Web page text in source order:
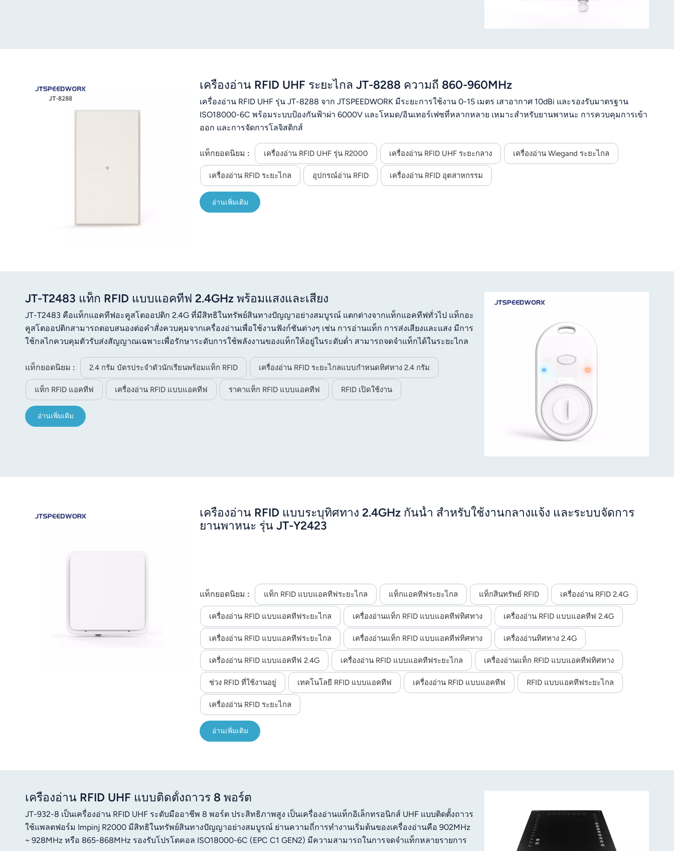
เครื่องอ่าน RFID UHF ระยะไกล JT-8288 ความถี่ 860-960MHz
เครื่องอ่าน RFID UHF รุ่น JT-8288 จาก JTSPEEDWORK มีระยะการใช้งาน 0-15 เมตร เสาอากาศ 10dBi และรองรับมาตรฐาน
ISO18000-6C พร้อมระบบป้องกันฟ้าผ่า 6000V และโหมด/อินเทอร์เฟซที่หลากหลาย เหมาะสำหรับยานพาหนะ การควบคุมการเข้า
ออก และการจัดการโลจิสติกส์
แท็กยอดนิยม : เครื่องอ่าน RFID UHF รุ่น R2000 เครื่องอ่าน RFID UHF ระยะกลาง เครื่องอ่าน Wiegand ระยะไกล
เครื่องอ่าน RFID ระยะไกล อุปกรณ์อ่าน RFID เครื่องอ่าน RFID อุตสาหกรรม
อ่านเพิ่มเติม
JT-T2483 แท็ก RFID แบบแอคทีฟ 2.4GHz พร้อมแสงและเสียง
JT-T2483 คือแท็กแอคทีฟอะคูสโตออปติก 2.4G ที่มีสิทธิในทรัพย์สินทางปัญญาอย่างสมบูรณ์ แตกต่างจากแท็กแอคทีฟทั่วไป แท็กอะ
คูสโตออปติกสามารถตอบสนองต่อคำสั่งควบคุมจากเครื่องอ่านเพื่อใช้งานฟังก์ชันต่างๆ เช่น การอ่านแท็ก การส่งเสียงและแสง มีการ
ใช้กลไกควบคุมตัวรับส่งสัญญาณเฉพาะเพื่อรักษาระดับการใช้พลังงานของแท็กให้อยู่ในระดับต่ำ สามารถจดจำแท็กได้ในระยะไกล
รหัส และต้องมีโปรโตคอลที่เกี่ยวข้องเพื่อวิเคราะห์ข้อมูลอย่างถูกต้อง เพื่อให้มั่นใจในความปลอดภัยในการสื่อสาร เหมาะสำหรับงาน
ต่างๆ เช่น การจัดการอุปกรณ์ การระบุทรัพย์สิน การค้นหาวัตถุ การจัดการสินค้าคงคลัง การจัดการยานพาหนะ เป็นต้น
แท็กยอดนิยม : 2.4 กรัม บัตรประจำตัวนักเรียนพร้อมแท็ก RFID เครื่องอ่าน RFID ระยะไกลแบบกำหนดทิศทาง 2.4 กรัม
แท็ก RFID แอคทีฟ เครื่องอ่าน RFID แบบแอคทีฟ ราคาแท็ก RFID แบบแอคทีฟ RFID เปิดใช้งาน
อ่านเพิ่มเติม
เครื่องอ่าน RFID แบบระบุทิศทาง 2.4GHz กันน้ำ สำหรับใช้งานกลางแจ้ง และระบบจัดการ
ยานพาหนะ รุ่น JT-Y2423
แท็กยอดนิยม : แท็ก RFID แบบแอคทีฟระยะไกล แท็กแอคทีฟระยะไกล แท็กสินทรัพย์ RFID เครื่องอ่าน RFID 2.4G
เครื่องอ่าน RFID แบบแอคทีฟระยะไกล เครื่องอ่านแท็ก RFID แบบแอคทีฟทิศทาง เครื่องอ่าน RFID แบบแอคทีฟ 2.4G
เครื่องอ่าน RFID แบบแอคทีฟระยะไกล เครื่องอ่านแท็ก RFID แบบแอคทีฟทิศทาง เครื่องอ่านทิศทาง 2.4G
เครื่องอ่าน RFID แบบแอคทีฟ 2.4G เครื่องอ่าน RFID แบบแอคทีฟระยะไกล เครื่องอ่านแท็ก RFID แบบแอคทีฟทิศทาง
ช่วง RFID ที่ใช้งานอยู่ เทคโนโลยี RFID แบบแอคทีฟ เครื่องอ่าน RFID แบบแอคทีฟ RFID แบบแอคทีฟระยะไกล
เครื่องอ่าน RFID ระยะไกล
อ่านเพิ่มเติม
เครื่องอ่าน RFID UHF แบบติดตั้งถาวร 8 พอร์ต
JT-932-8 เป็นเครื่องอ่าน RFID UHF ระดับมืออาชีพ 8 พอร์ต ประสิทธิภาพสูง เป็นเครื่องอ่านแท็กอิเล็กทรอนิกส์ UHF แบบติดตั้งถาวร
ใช้แพลตฟอร์ม Impinj R2000 มีสิทธิในทรัพย์สินทางปัญญาอย่างสมบูรณ์ ย่านความถี่การทำงานเริ่มต้นของเครื่องอ่านคือ 902MHz
~ 928MHz หรือ 865-868MHz รองรับโปรโตคอล ISO18000-6C (EPC C1 GEN2) มีความสามารถในการจดจำแท็กหลายรายการ